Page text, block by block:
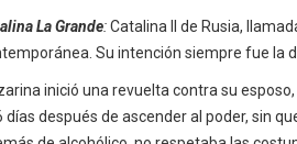
La Grande:Catalina II de Rusia,
Su intención siempre fue la
zarina inició una revuelta contra su
días después de ascender al poder, sin